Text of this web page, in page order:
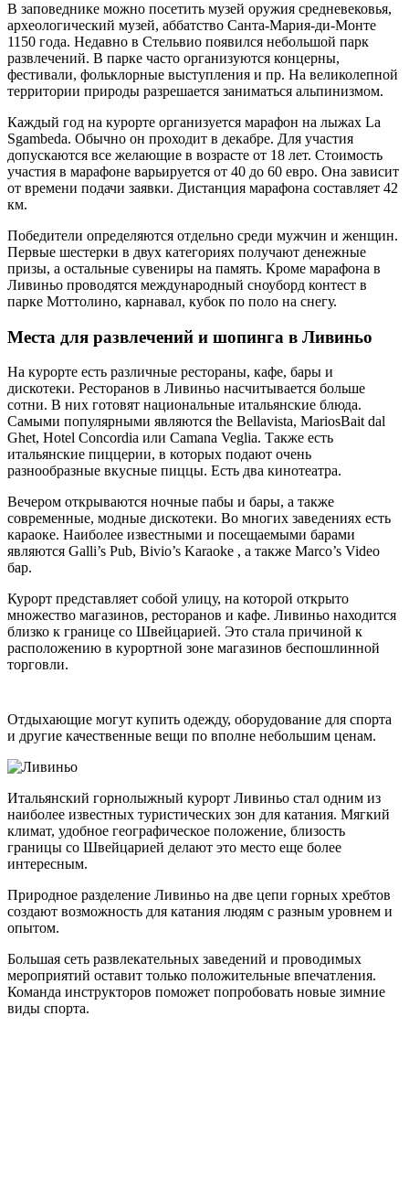
В заповеднике можно посетить музей оружия средневековья,
археологический музей, аббатство Санта-Мария-ди-Монте
1150 года. Недавно в Стельвио появился небольшой парк
развлечений. В парке часто организуются концерны,
фестивали, фольклорные выступления и пр. На великолепной
территории природы разрешается заниматься альпинизмом.
Каждый год на курорте организуется марафон на лыжах La
Sgambeda. Обычно он проходит в декабре. Для участия
допускаются все желающие в возрасте от 18 лет. Стоимость
участия в марафоне варьируется от 40 до 60 евро. Она зависит
от времени подачи заявки. Дистанция марафона составляет 42
км.
Победители определяются отдельно среди мужчин и женщин.
Первые шестерки в двух категориях получают денежные
призы, а остальные сувениры на память. Кроме марафона в
Ливиньо проводятся международный сноуборд контест в
парке Моттолино, карнавал, кубок по поло на снегу.
Места для развлечений и шопинга в Ливиньо
На курорте есть различные рестораны, кафе, бары и
дискотеки. Ресторанов в Ливиньо насчитывается больше
сотни. В них готовят национальные итальянские блюда.
Самыми популярными являются the Bellavista, MariosBait dal
Ghet, Hotel Concordia или Camana Veglia. Также есть
итальянские пиццерии, в которых подают очень
разнообразные вкусные пиццы. Есть два кинотеатра.
Вечером открываются ночные пабы и бары, а также
современные, модные дискотеки. Во многих заведениях есть
караоке. Наиболее известными и посещаемыми барами
являются Galli’s Pub, Bivio’s Karaoke , а также Marco’s Video
бар.
Курорт представляет собой улицу, на которой открыто
множество магазинов, ресторанов и кафе. Ливиньо находится
близко к границе со Швейцарией. Это стала причиной к
расположению в курортной зоне магазинов беспошлинной
торговли.
Отдыхающие могут купить одежду, оборудование для спорта
и другие качественные вещи по вполне небольшим ценам.
Итальянский горнолыжный курорт Ливиньо стал одним из
наиболее известных туристических зон для катания. Мягкий
климат, удобное географическое положение, близость
границы со Швейцарией делают это место еще более
интересным.
Природное разделение Ливиньо на две цепи горных хребтов
создают возможность для катания людям с разным уровнем и
опытом.
Большая сеть развлекательных заведений и проводимых
мероприятий оставит только положительные впечатления.
Команда инструкторов поможет попробовать новые зимние
виды спорта.